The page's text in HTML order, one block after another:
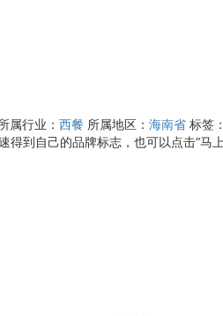
属行业： 西餐 所属地区： 海南省 标签：
到自己的品牌标志，也可以点击“马